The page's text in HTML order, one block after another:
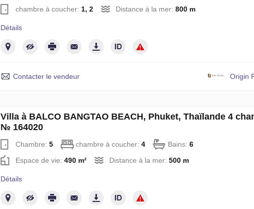
chambre à coucher: 1, 2 Distance à la mer: 800 m
Détails
Contacter le vendeur Origin
Villa à BALCO BANGTAO BEACH, Phuket, Thaïlande 4
№ 164020
Chambre: 5 chambre à coucher: 4 Bains: 6
Espace de vie: 490 m² Distance à la mer: 500 m
Détails